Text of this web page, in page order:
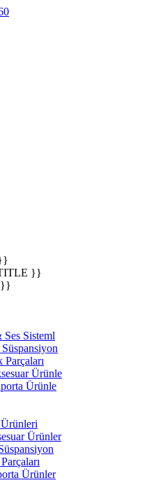
}}
}}
Sisteml
Ürünle
Ürünle
Ürünleri
Ürünler
Ürünler